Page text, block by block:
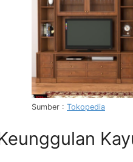
Sumber : Tokopedia